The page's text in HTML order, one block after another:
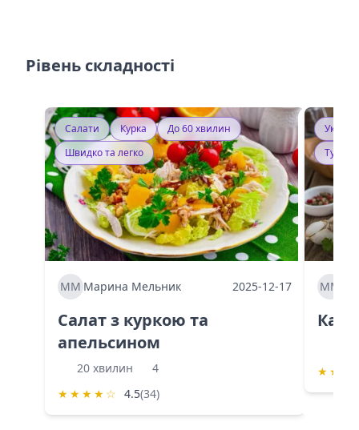
Рівень складності
Салати Курка
До 60 хвилин
Швидко та легко
ММ Марина Мельник 2025-12-17
Салат з куркою та
апельсином
20 хвилин
4
★ ★ ★ ★ ☆ 4.5(34)
ММ
★ ★